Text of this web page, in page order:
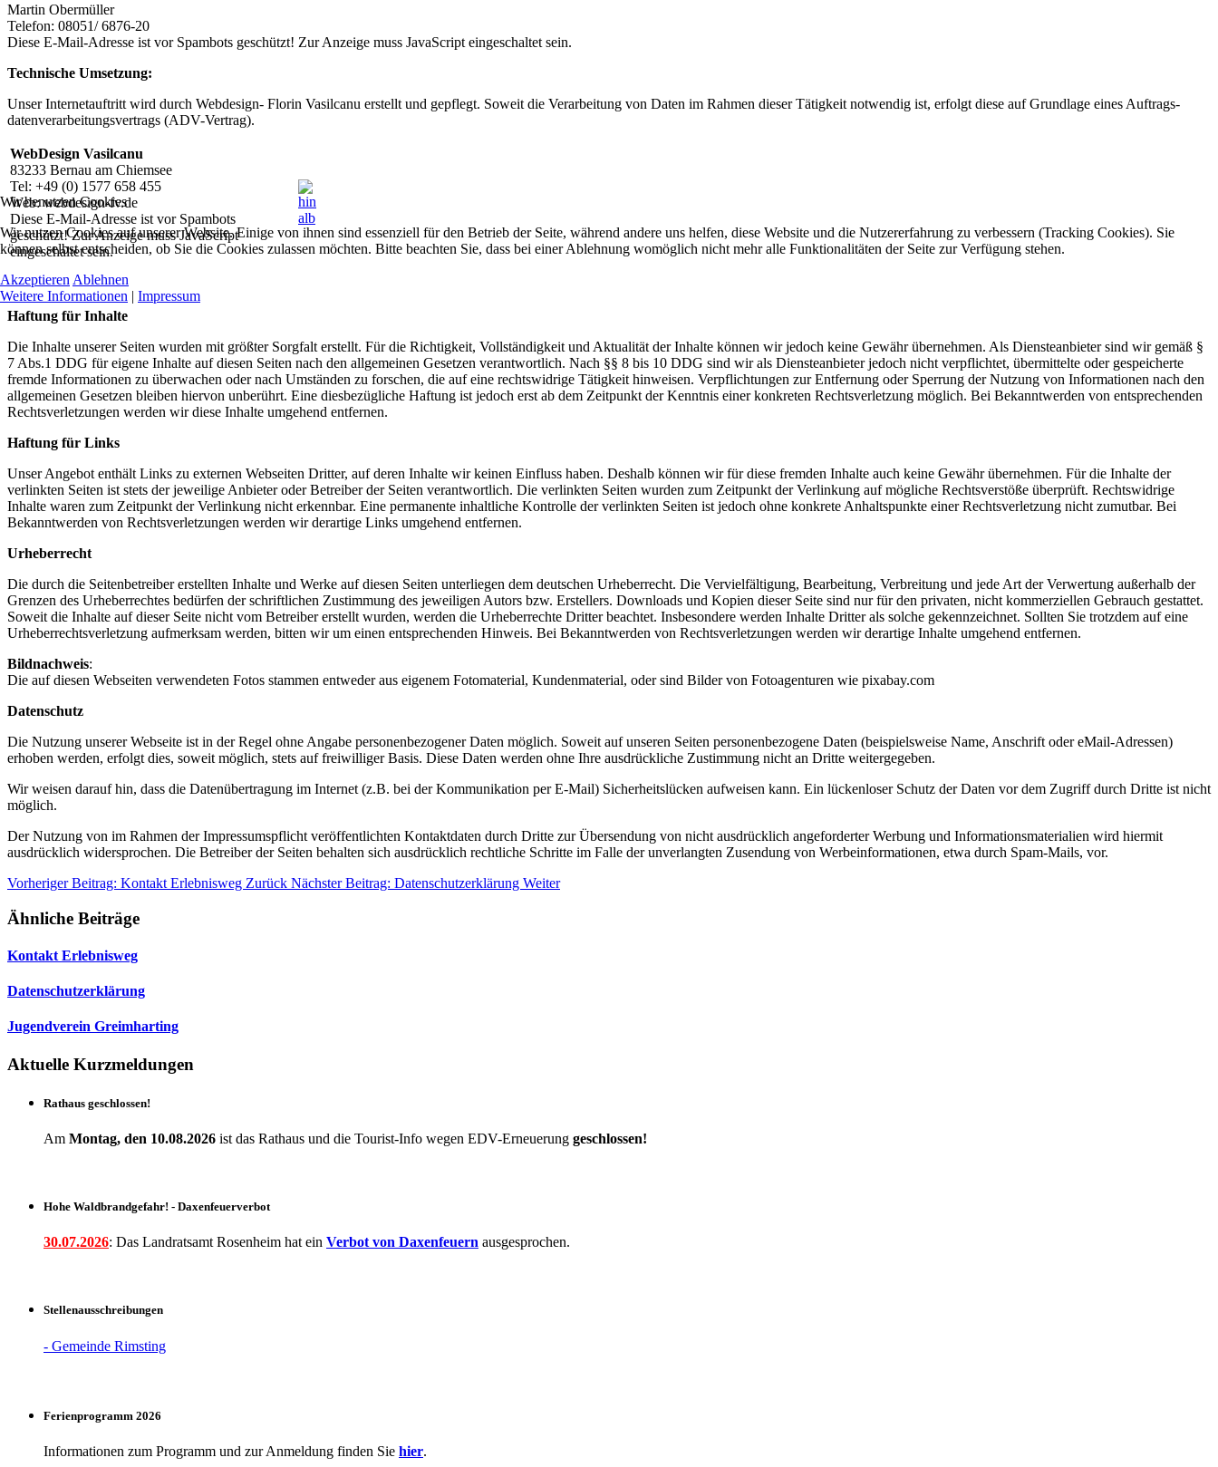
Martin Obermüller
Telefon: 08051/ 6876-20
Diese E-Mail-Adresse ist vor Spambots geschützt! Zur Anzeige muss JavaScript eingeschaltet sein.
Technische Umsetzung:
Unser Internetauftritt wird durch Webdesign- Florin Vasilcanu erstellt und gepflegt. Soweit die Verarbeitung von Daten im Rahmen dieser Tätigkeit notwendig ist, erfolgt diese auf Grundlage eines Auftrags-
datenverarbeitungsvertrags (ADV-Vertrag).
WebDesign Vasilcanu
83233 Bernau am Chiemsee
Tel: +49 (0) 1577 658 455
Web: webdesign-fv.de
Diese E-Mail-Adresse ist vor Spambots
geschützt! Zur Anzeige muss JavaScript
eingeschaltet sein.
Haftung für Inhalte
Die Inhalte unserer Seiten wurden mit größter Sorgfalt erstellt. Für die Richtigkeit, Vollständigkeit und Aktualität der Inhalte können wir jedoch keine Gewähr übernehmen. Als Diensteanbieter sind wir gemäß §
7 Abs.1 DDG für eigene Inhalte auf diesen Seiten nach den allgemeinen Gesetzen verantwortlich. Nach §§ 8 bis 10 DDG sind wir als Diensteanbieter jedoch nicht verpflichtet, übermittelte oder gespeicherte
fremde Informationen zu überwachen oder nach Umständen zu forschen, die auf eine rechtswidrige Tätigkeit hinweisen. Verpflichtungen zur Entfernung oder Sperrung der Nutzung von Informationen nach den
allgemeinen Gesetzen bleiben hiervon unberührt. Eine diesbezügliche Haftung ist jedoch erst ab dem Zeitpunkt der Kenntnis einer konkreten Rechtsverletzung möglich. Bei Bekanntwerden von entsprechenden
Rechtsverletzungen werden wir diese Inhalte umgehend entfernen.
Haftung für Links
Unser Angebot enthält Links zu externen Webseiten Dritter, auf deren Inhalte wir keinen Einfluss haben. Deshalb können wir für diese fremden Inhalte auch keine Gewähr übernehmen. Für die Inhalte der
verlinkten Seiten ist stets der jeweilige Anbieter oder Betreiber der Seiten verantwortlich. Die verlinkten Seiten wurden zum Zeitpunkt der Verlinkung auf mögliche Rechtsverstöße überprüft. Rechtswidrige
Inhalte waren zum Zeitpunkt der Verlinkung nicht erkennbar. Eine permanente inhaltliche Kontrolle der verlinkten Seiten ist jedoch ohne konkrete Anhaltspunkte einer Rechtsverletzung nicht zumutbar. Bei
Bekanntwerden von Rechtsverletzungen werden wir derartige Links umgehend entfernen.
Urheberrecht
Die durch die Seitenbetreiber erstellten Inhalte und Werke auf diesen Seiten unterliegen dem deutschen Urheberrecht. Die Vervielfältigung, Bearbeitung, Verbreitung und jede Art der Verwertung außerhalb der
Grenzen des Urheberrechtes bedürfen der schriftlichen Zustimmung des jeweiligen Autors bzw. Erstellers. Downloads und Kopien dieser Seite sind nur für den privaten, nicht kommerziellen Gebrauch gestattet.
Soweit die Inhalte auf dieser Seite nicht vom Betreiber erstellt wurden, werden die Urheberrechte Dritter beachtet. Insbesondere werden Inhalte Dritter als solche gekennzeichnet. Sollten Sie trotzdem auf eine
Urheberrechtsverletzung aufmerksam werden, bitten wir um einen entsprechenden Hinweis. Bei Bekanntwerden von Rechtsverletzungen werden wir derartige Inhalte umgehend entfernen.
Bildnachweis:
Die auf diesen Webseiten verwendeten Fotos stammen entweder aus eigenem Fotomaterial, Kundenmaterial, oder sind Bilder von Fotoagenturen wie pixabay.com
Datenschutz
Die Nutzung unserer Webseite ist in der Regel ohne Angabe personenbezogener Daten möglich. Soweit auf unseren Seiten personenbezogene Daten (beispielsweise Name, Anschrift oder eMail-Adressen)
erhoben werden, erfolgt dies, soweit möglich, stets auf freiwilliger Basis. Diese Daten werden ohne Ihre ausdrückliche Zustimmung nicht an Dritte weitergegeben.
Wir weisen darauf hin, dass die Datenübertragung im Internet (z.B. bei der Kommunikation per E-Mail) Sicherheitslücken aufweisen kann. Ein lückenloser Schutz der Daten vor dem Zugriff durch Dritte ist nicht
möglich.
Der Nutzung von im Rahmen der Impressumspflicht veröffentlichten Kontaktdaten durch Dritte zur Übersendung von nicht ausdrücklich angeforderter Werbung und Informationsmaterialien wird hiermit
ausdrücklich widersprochen. Die Betreiber der Seiten behalten sich ausdrücklich rechtliche Schritte im Falle der unverlangten Zusendung von Werbeinformationen, etwa durch Spam-Mails, vor.
Vorheriger Beitrag: Kontakt Erlebnisweg Zurück Nächster Beitrag: Datenschutzerklärung Weiter
Ähnliche Beiträge
Kontakt Erlebnisweg
Datenschutzerklärung
Jugendverein Greimharting
Aktuelle Kurzmeldungen
Rathaus geschlossen!
Am Montag, den 10.08.2026 ist das Rathaus und die Tourist-Info wegen EDV-Erneuerung geschlossen!
Hohe Waldbrandgefahr! - Daxenfeuerverbot
30.07.2026: Das Landratsamt Rosenheim hat ein Verbot von Daxenfeuern ausgesprochen.
Stellenausschreibungen
- Gemeinde Rimsting
Ferienprogramm 2026
Informationen zum Programm und zur Anmeldung finden Sie hier.
Wir benutzen Cookies
Wir nutzen Cookies auf unserer Website. Einige von ihnen sind essenziell für den Betrieb der Seite, während andere uns helfen, diese Website und die Nutzererfahrung zu verbessern (Tracking Cookies). Sie
können selbst entscheiden, ob Sie die Cookies zulassen möchten. Bitte beachten Sie, dass bei einer Ablehnung womöglich nicht mehr alle Funktionalitäten der Seite zur Verfügung stehen.
Akzeptieren Ablehnen
Weitere Informationen | Impressum